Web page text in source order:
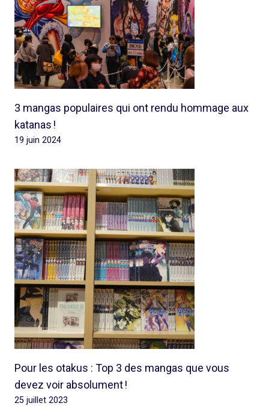
3 mangas populaires qui ont rendu hommage aux
katanas !
19 juin 2024
Pour les otakus : Top 3 des mangas que vous
devez voir absolument !
25 juillet 2023